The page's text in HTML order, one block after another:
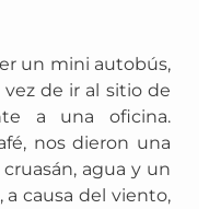
un mini autobús,
vez de ir al sitio de
a una oficina.
nos dieron una
agua y un
causa del viento,